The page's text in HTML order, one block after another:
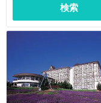
検索